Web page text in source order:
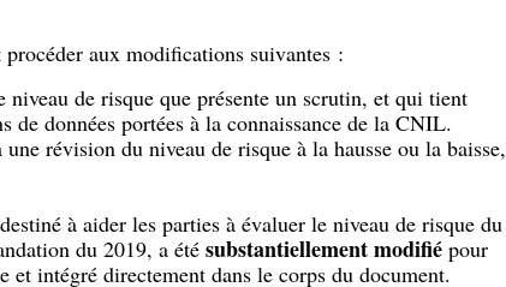
aux modifications suivantes :
niveau de risque que présente un scrutin, et qui tient
de données portées à la connaissance de la CNIL.
révision du niveau de risque à la hausse ou la baisse,
à aider les parties à évaluer le niveau de risque du
du 2019, a étésubstantiellement modifiépour
intégré directement dans le corps du document.